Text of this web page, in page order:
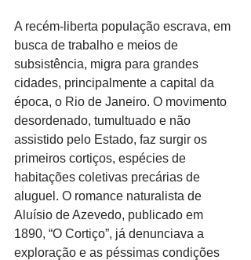
A recém-liberta população escrava, em
busca de trabalho e meios de
subsistência, migra para grandes
cidades, principalmente a capital da
época, o Rio de Janeiro. O movimento
desordenado, tumultuado e não
assistido pelo Estado, faz surgir os
primeiros cortiços, espécies de
habitações coletivas precárias de
aluguel. O romance naturalista de
Aluísio de Azevedo, publicado em
1890, “O Cortiço”, já denunciava a
exploração e as péssimas condições